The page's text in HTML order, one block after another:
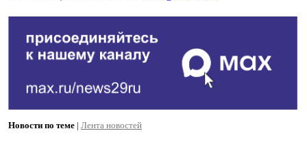
Новости по теме | Лента новостей